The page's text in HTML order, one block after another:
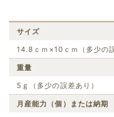
サイズ
14.8ｃｍ×10ｃｍ（多少の
重量
5ｇ（多少の誤差あり）
月産能力（個）または納期